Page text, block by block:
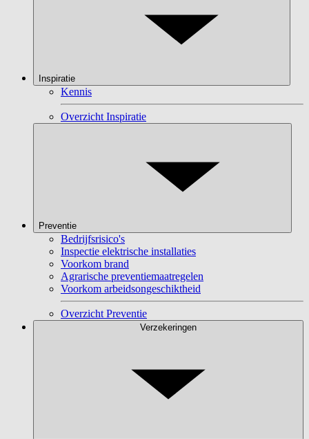
Inspiratie
Kennis
Overzicht Inspiratie
Preventie
Bedrijfsrisico's
Inspectie elektrische installaties
Voorkom brand
Agrarische preventiemaatregelen
Voorkom arbeidsongeschiktheid
Overzicht Preventie
Verzekeringen